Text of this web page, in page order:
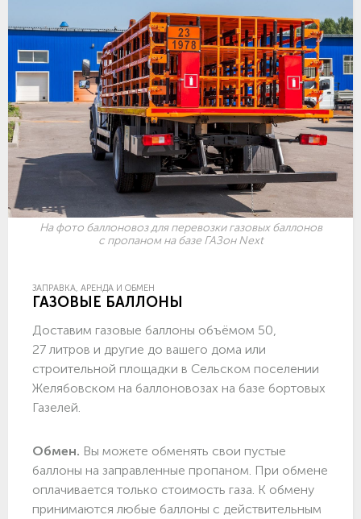
На фото баллоновоз для перевозки газовых баллонов
с пропаном на базе ГАЗон Next
ЗАПРАВКА, АРЕНДА И ОБМЕН
ГАЗОВЫЕ БАЛЛОНЫ
Доставим газовые баллоны объёмом 50,
27 литров и другие до вашего дома или
строительной площадки в Сельском поселении
Желябовском на баллоновозах на базе бортовых
Газелей.
Обмен. Вы можете обменять свои пустые
баллоны на заправленные пропаном. При обмене
оплачивается только стоимость газа. К обмену
принимаются любые баллоны с действительным